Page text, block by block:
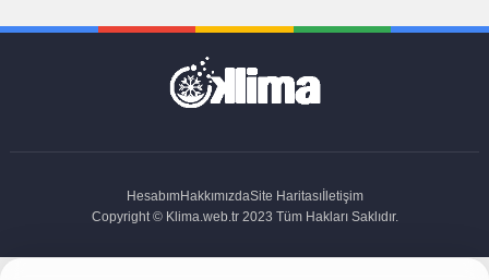
HesabımHakkımızdaSite Haritasıİletişim
Copyright © Klima.web.tr 2023 Tüm Hakları Saklıdır.